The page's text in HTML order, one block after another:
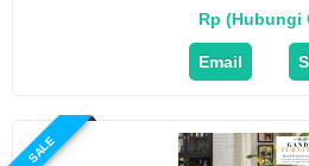
Rp (Hubungi
Email
SALE